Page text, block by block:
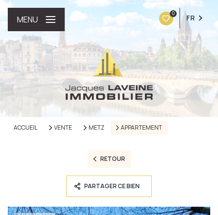
0 FR
MENU
ACCUEIL VENTE METZ APPARTEMENT
RETOUR
PARTAGER CE BIEN